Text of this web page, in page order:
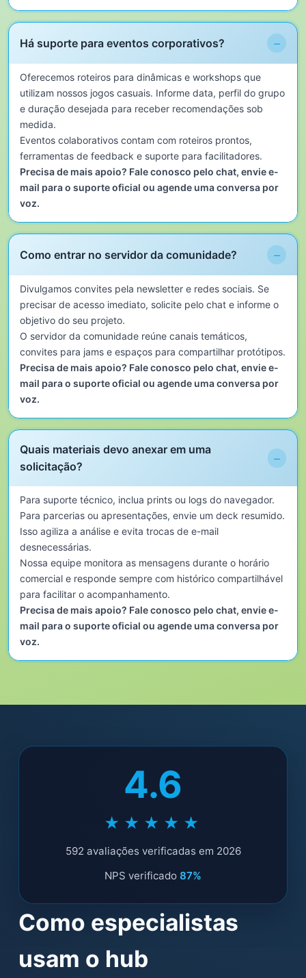
Há suporte para eventos corporativos? −
Oferecemos roteiros para dinâmicas e workshops que
utilizam nossos jogos casuais. Informe data, perfil do grupo
e duração desejada para receber recomendações sob
medida.
Eventos colaborativos contam com roteiros prontos,
ferramentas de feedback e suporte para facilitadores.
Precisa de mais apoio? Fale conosco pelo chat, envie e-
mail para o suporte oficial ou agende uma conversa por
voz.
Como entrar no servidor da comunidade? −
Divulgamos convites pela newsletter e redes sociais. Se
precisar de acesso imediato, solicite pelo chat e informe o
objetivo do seu projeto.
O servidor da comunidade reúne canais temáticos,
convites para jams e espaços para compartilhar protótipos.
Precisa de mais apoio? Fale conosco pelo chat, envie e-
mail para o suporte oficial ou agende uma conversa por
voz.
Quais materiais devo anexar em uma
solicitação?
−
Para suporte técnico, inclua prints ou logs do navegador.
Para parcerias ou apresentações, envie um deck resumido.
Isso agiliza a análise e evita trocas de e-mail
desnecessárias.
Nossa equipe monitora as mensagens durante o horário
comercial e responde sempre com histórico compartilhável
para facilitar o acompanhamento.
Precisa de mais apoio? Fale conosco pelo chat, envie e-
mail para o suporte oficial ou agende uma conversa por
voz.
4.6
★★★★★
592 avaliações verificadas em 2026
NPS verificado 87%
Como especialistas
usam o hub